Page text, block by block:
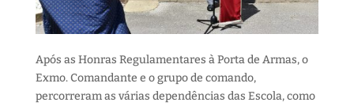
Após as Honras Regulamentares à Porta de Armas, o
Exmo. Comandante e o grupo de comando,
percorreram as várias dependências das Escola, como